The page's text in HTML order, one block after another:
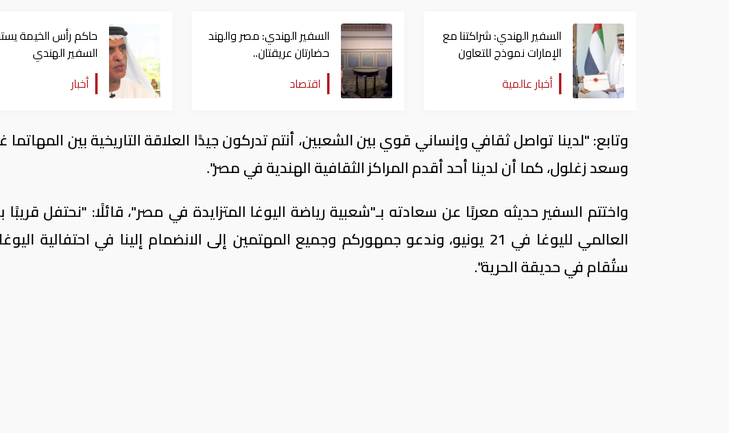
السفير الهندي: شراكتنا مع
الإمارات نموذج للتعاون
الإستراتيجي والتنموي
البناء
أخبار عالمية
السفير الهندي: مصر والهند
حضارتان عريقتان..
مليارات دولار
اقتصاد
حاكم رأس الخيمة
السفير الهندي
أخبار
وتابع: "لدينا تواصل ثقافي وإنساني قوي بين الشعبين، أنتم تدركون جيدًا العلاقة التاريخية بين المهاتما
وسعد زغلول، كما أن لدينا أحد أقدم المراكز الثقافية الهندية في مصر".
واختتم السفير حديثه معربًا عن سعادته بـ"شعبية رياضة اليوغا المتزايدة في مصر"، قائلًا: "نحتفل قريبًا
العالمي لليوغا في 21 يونيو، وندعو جمهوركم وجميع المهتمين إلى الانضمام إلينا في احتفالية
ستُقام في حديقة الحرية".